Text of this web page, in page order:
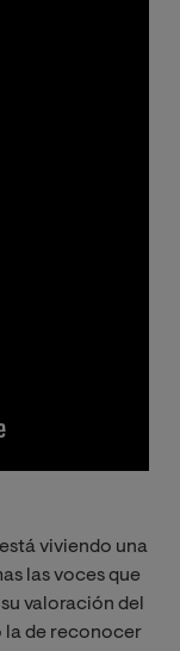
viviendo una
las voces que
valoración del
la de reconocer